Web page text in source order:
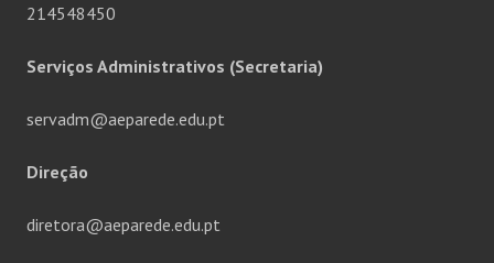
214548450
Serviços Administrativos (Secretaria)
servadm@aeparede.edu.pt
Direção
diretora@aeparede.edu.pt